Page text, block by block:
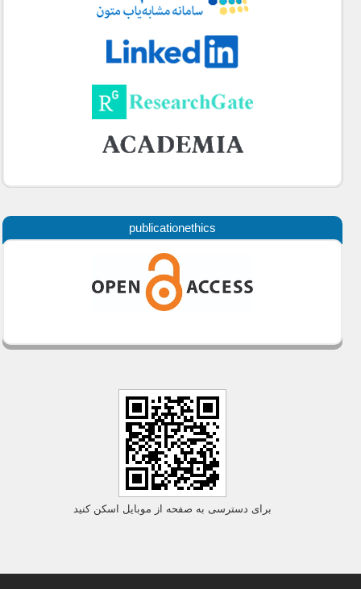
publicationethics
برای دسترسی به صفحه از موبایل اسکن کنید